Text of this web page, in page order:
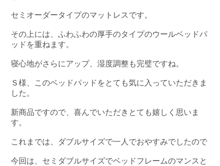
セミオーダータイプのマットレスです。
その上には、ふわふわの厚手のタイプのウールベッドパ
ッドを重ねます。
寝心地がさらにアップ、湿度調整も完璧ですね。
Ｓ様、このベッドパッドをとても気に入っていただきま
した。
新商品ですので、喜んでいただきとても嬉しく思いま
す。
これまでは、ダブルサイズで一人でおやすみでしたので
今回は、セミダブルサイズでベッドフレームのマンスと